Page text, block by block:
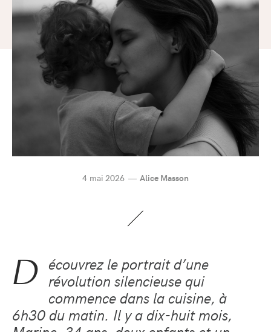
4 mai 2026 Alice Masson
D écouvrez le portrait d’une
révolution silencieuse qui
commence dans la cuisine, à
6h30 du matin. Il y a dix-huit mois,